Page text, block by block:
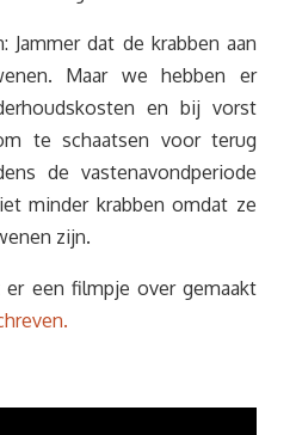
Jammer dat de krabben aan
Maar we hebben er
en bij vorst
te schaatsen voor terug
de vastenavondperiode
minder krabben omdat ze
zijn.
een filmpje over gemaakt